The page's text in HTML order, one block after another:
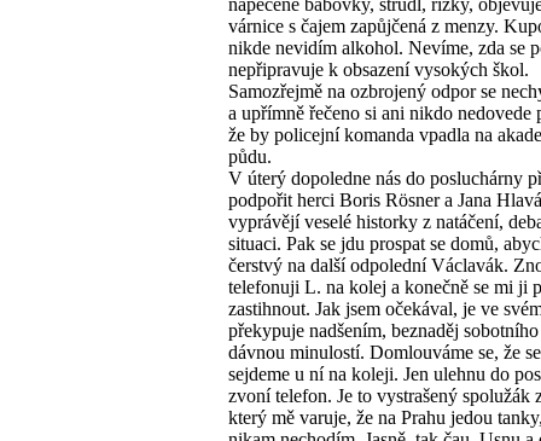
napečené bábovky, štrůdl, řízky,
várnice s čajem zapůjčená z menzy.
nikde nevidím alkohol. Nevíme, zda se
nepřipravuje k obsazení vysokých škol.
Samozřejmě na ozbrojený odpor se
a upřímně řečeno si ani nikdo nedovede
že by policejní komanda vpadla na
půdu.
V úterý dopoledne nás do posluchárny
podpořit herci Boris Rösner a Jana
vyprávějí veselé historky z natáčení,
situaci. Pak se jdu prospat se domů,
čerstvý na další odpolední Václavák.
telefonuji L. na kolej a konečně se mi ji
zastihnout. Jak jsem očekával, je ve
překypuje nadšením, beznaděj
dávnou minulostí. Domlouváme se, že
sejdeme u ní na koleji. Jen ulehnu do
zvoní telefon. Je to vystrašený spolužák
který mě varuje, že na Prahu jedou